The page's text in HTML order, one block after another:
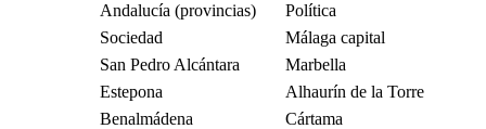
Andalucía (provincias)
Política
Sociedad
Málaga capital
San Pedro Alcántara
Marbella
Estepona
Alhaurín de la Torre
Benalmádena
Cártama